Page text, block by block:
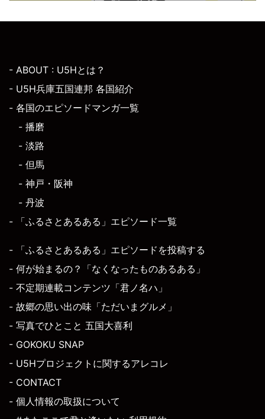
- ABOUT : U5Hとは？
- U5H兵庫五国連邦 各国紹介
- 各国のエピソードマンガ一覧
- 播磨
- 淡路
- 但馬
- 神戸・阪神
- 丹波
- 「ふるさとあるある」エピソード一覧
- 「ふるさとあるある」エピソードを投稿する
- 何が始まるの？「なくなったものあるある」
- 不定期連載コンテンツ「君ノ名ハ」
- 故郷の思い出の味「ただいまグルメ」
- 写真でひとこと 五国大喜利
- GOKOKU SNAP
- U5Hプロジェクトに関するアレコレ
- CONTACT
- 個人情報の取扱について